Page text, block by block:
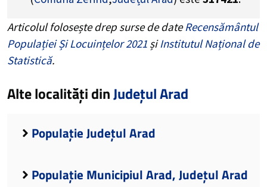
Articolul folosește drep surse de dateRecensământul
Populației Și Locuințelor 2021 șiInstitutul Național de
Statistică.
Alte localități dinJudețul Arad
Populație Județul Arad
Populație Municipiul Arad, Județul Arad